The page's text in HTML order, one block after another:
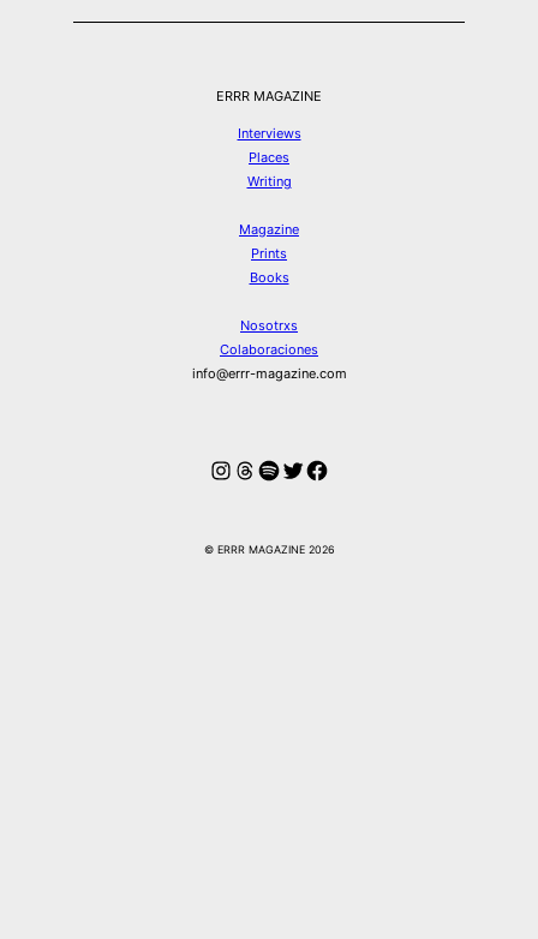
ERRR MAGAZINE
Interviews
Places
Writing
Magazine
Prints
Books
Nosotrxs
Colaboraciones
info@errr-magazine.com
Instagram
Hilos
Spotify
Twitter
Facebook
© ERRR MAGAZINE 2026